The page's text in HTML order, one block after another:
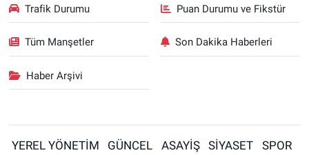
Trafik Durumu Puan Durumu ve Fikstür
Tüm Manşetler Son Dakika Haberleri
Haber Arşivi
YEREL YÖNETİM GÜNCEL ASAYİŞ SİYASET SPOR